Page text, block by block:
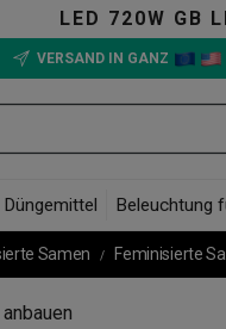
GB LIGHTING,
VERSAND IN GANZ
Düngemittel Beleuchtung
Samen Feminisierte